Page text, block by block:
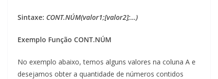
Sintaxe: CONT.NÚM(valor1;[valor2];…)
Exemplo Função CONT.NÚM
No exemplo abaixo, temos alguns valores na coluna A e
desejamos obter a quantidade de números contidos